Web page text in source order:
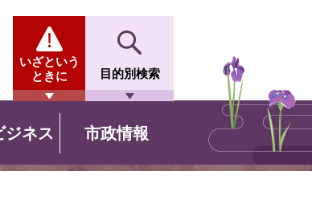
いざという
ときに
目的別検索
ジネス 市政情報